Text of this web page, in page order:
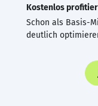
Kostenlos
Schon als Basis-
deutlich